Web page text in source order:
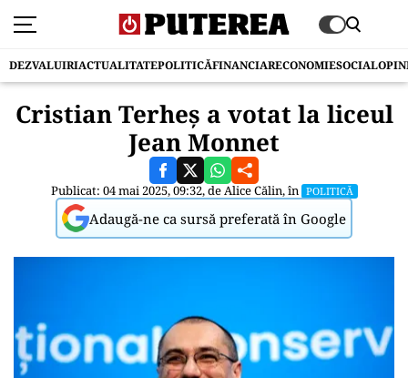
DEZVALUIRIACTUALITATEPOLITICĂFINANCIARECONOMIESOCIAL
Cristian Terheș a votat la liceul
Jean Monnet
Publicat: 04 mai 2025, 09:32, deAlice Călin, în POLITICĂ
Adaugă-ne ca sursă preferată în Google